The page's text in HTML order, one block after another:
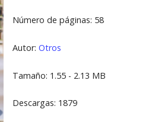
Número de páginas: 58
Autor: Otros
Tamaño: 1.55 - 2.13 MB
Descargas: 1879